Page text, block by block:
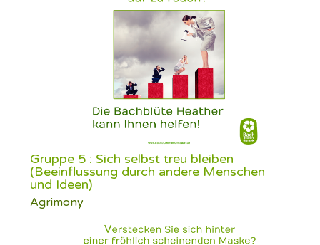
Gruppe 5 : Sich selbst treu bleiben
(Beeinflussung durch andere Menschen
und Ideen)
Agrimony